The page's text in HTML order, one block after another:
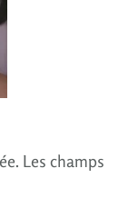
Les champs